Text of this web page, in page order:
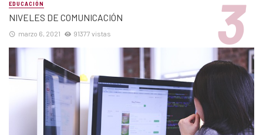
EDUCACIÓN
NIVELES DE COMUNICACIÓN
marzo 6, 2021 91377 vistas